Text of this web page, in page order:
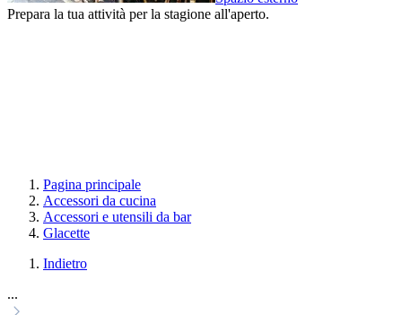
Prepara la tua attività per la stagione all'aperto.
Pagina principale
Accessori da cucina
Accessori e utensili da bar
Glacette
Indietro
...